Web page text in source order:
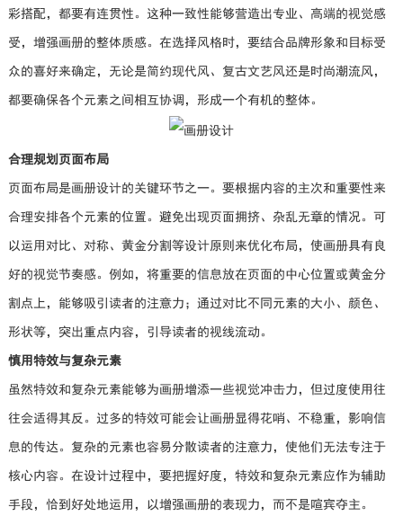
彩搭配，都要有连贯性。这种一致性能够营造出专业、高端的视觉感
受，增强画册的整体质感。在选择风格时，要结合品牌形象和目标受
众的喜好来确定，无论是简约现代风、复古文艺风还是时尚潮流风，
都要确保各个元素之间相互协调，形成一个有机的整体。
合理规划页面布局
页面布局是画册设计的关键环节之一。要根据内容的主次和重要性来
合理安排各个元素的位置。避免出现页面拥挤、杂乱无章的情况。可
以运用对比、对称、黄金分割等设计原则来优化布局，使画册具有良
好的视觉节奏感。例如，将重要的信息放在页面的中心位置或黄金分
割点上，能够吸引读者的注意力；通过对比不同元素的大小、颜色、
形状等，突出重点内容，引导读者的视线流动。
慎用特效与复杂元素
虽然特效和复杂元素能够为画册增添一些视觉冲击力，但过度使用往
往会适得其反。过多的特效可能会让画册显得花哨、不稳重，影响信
息的传达。复杂的元素也容易分散读者的注意力，使他们无法专注于
核心内容。在设计过程中，要把握好度，特效和复杂元素应作为辅助
手段，恰到好处地运用，以增强画册的表现力，而不是喧宾夺主。